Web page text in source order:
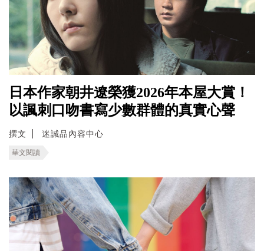
日本作家朝井遼榮獲2026年本屋大賞！
以諷刺口吻書寫少數群體的真實心聲
撰文 迷誠品內容中心
華文閱讀